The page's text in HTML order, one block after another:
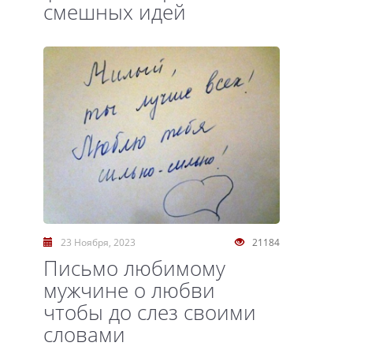
смешных идей
21184
23 Ноября, 2023
Письмо любимому
мужчине о любви
чтобы до слез своими
словами